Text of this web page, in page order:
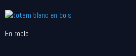
En roble